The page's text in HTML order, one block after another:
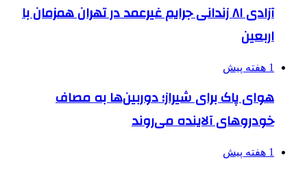
آزادی ۸۱ زندانی جرایم غیرعمد در تهران همزمان با
اربعین
1 هفته پیش
هوای پاک برای شیراز؛ دوربین‌ها به مصاف
خودروهای آلاینده می‌روند
1 هفته پیش